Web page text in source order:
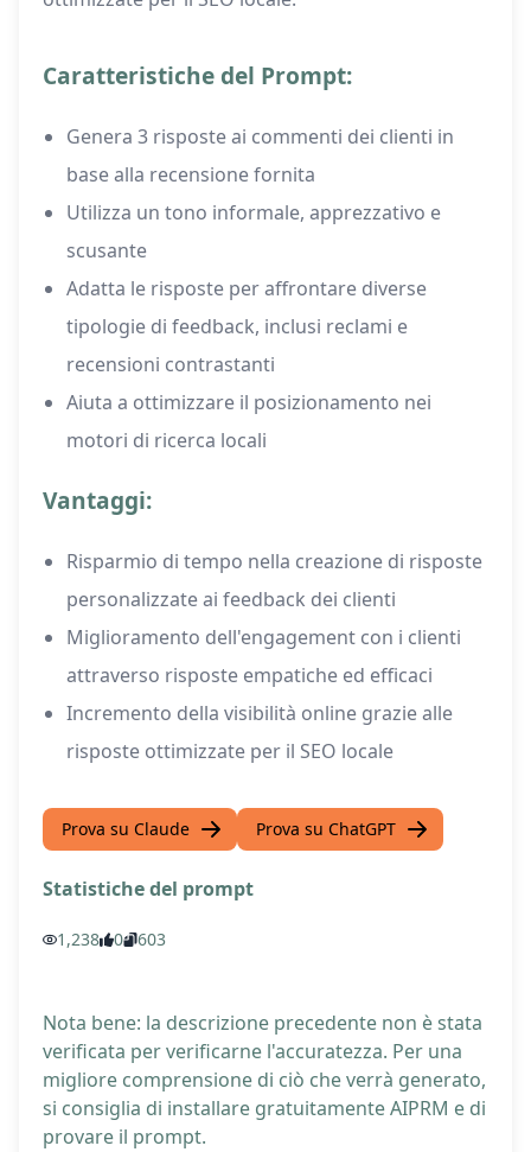
Caratteristiche del Prompt:
Genera 3 risposte ai commenti dei clienti in
base alla recensione fornita
Utilizza un tono informale, apprezzativo e
scusante
Adatta le risposte per affrontare diverse
tipologie di feedback, inclusi reclami e
recensioni contrastanti
Aiuta a ottimizzare il posizionamento nei
motori di ricerca locali
Vantaggi:
Risparmio di tempo nella creazione di risposte
personalizzate ai feedback dei clienti
Miglioramento dell'engagement con i clienti
attraverso risposte empatiche ed efficaci
Incremento della visibilità online grazie alle
risposte ottimizzate per il SEO locale
Prova su Claude Prova su ChatGPT
Statistiche del prompt
1,238 0 603
Nota bene: la descrizione precedente non è stata
verificata per verificarne l'accuratezza. Per una
migliore comprensione di ciò che verrà generato,
si consiglia di installare gratuitamente AIPRM e di
provare il prompt.